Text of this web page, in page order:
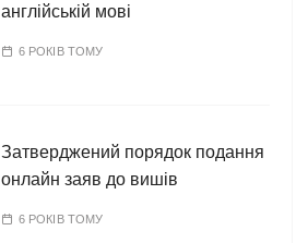
англійській мові
6 РОКІВ ТОМУ
Затверджений порядок подання
онлайн заяв до вишів
6 РОКІВ ТОМУ